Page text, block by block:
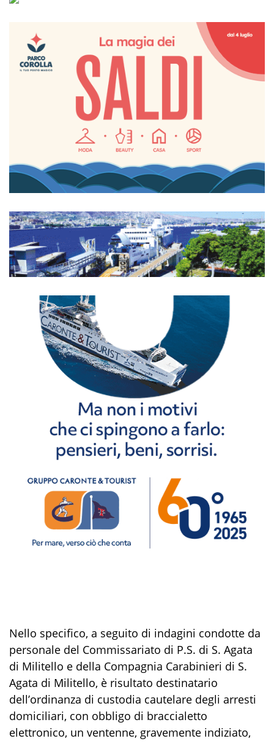
Nello specifico, a seguito di indagini condotte da
personale del Commissariato di P.S. di S. Agata
di Militello e della Compagnia Carabinieri di S.
Agata di Militello, è risultato destinatario
dell’ordinanza di custodia cautelare degli arresti
domiciliari, con obbligo di braccialetto
elettronico, un ventenne, gravemente indiziato,